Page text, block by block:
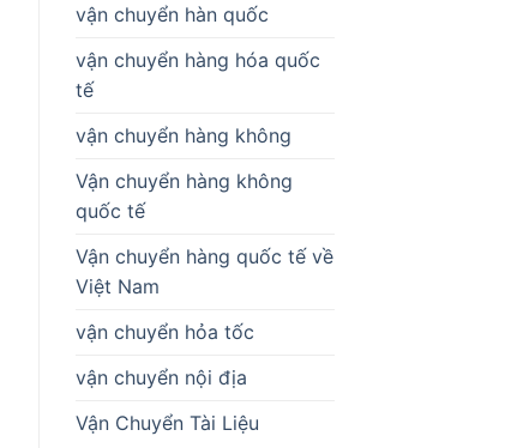
vận chuyển hàn quốc
vận chuyển hàng hóa quốc
tế
vận chuyển hàng không
Vận chuyển hàng không
quốc tế
Vận chuyển hàng quốc tế về
Việt Nam
vận chuyển hỏa tốc
vận chuyển nội địa
Vận Chuyển Tài Liệu